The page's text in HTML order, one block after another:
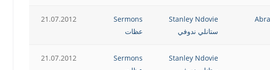
Stanley Ndovie
ستانلي ندوفي
Sermons
عظات
21.07.2012
Stanley Ndovie
Sermons
21.07.2012